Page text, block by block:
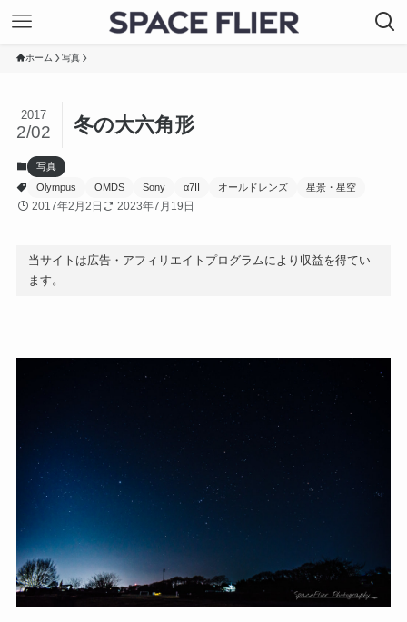
ホーム 写真
冬の大六角形
2017
2/02
写真
Olympus
OMDS Sony α7II オールドレンズ 星景・星空
2017年2月2日 2023年7月19日
当サイトは広告・アフィリエイトプログラムにより収益を得てい
ます。